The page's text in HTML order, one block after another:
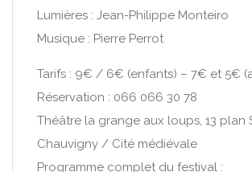
Lumières : Jean-Philippe Monteiro
Musique : Pierre Perrot
Tarifs : 9€ / 6€ (enfants) – 7€ et 5€
Réservation : 066 066 30 78
Théâtre la grange aux loups, 13 plan
Chauvigny / Cité médiévale
Programme complet du festival :